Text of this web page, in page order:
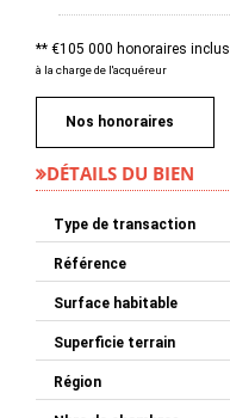
** €105 000 honoraires inclus
à la charge de l'acquéreur
Nos honoraires
DÉTAILS DU BIEN
Type de transaction
Référence
Surface habitable
Superficie terrain
Région